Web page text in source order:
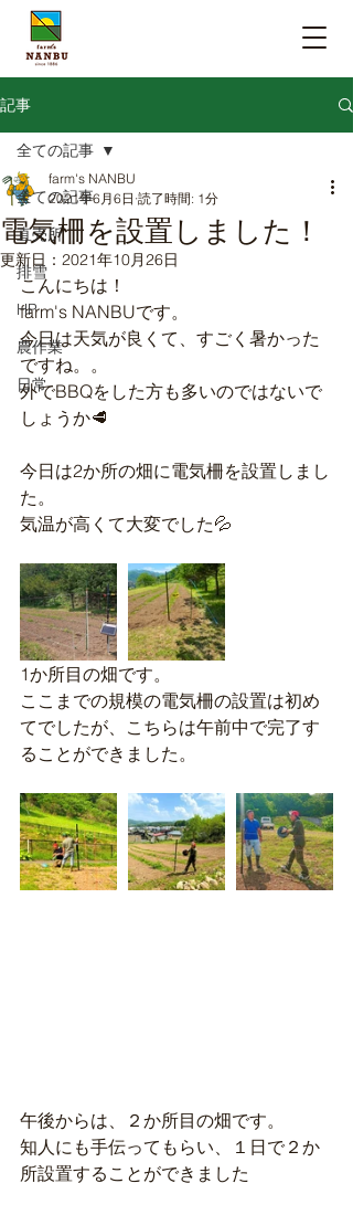
記事
全ての記事
直売所
排雪
HP
農作業
日常
全ての記事
電気柵を設置しました！
farm's NANBU
2021年6月6日 読了時間: 1分
更新日： 2021年10月26日
こんにちは！
farm's NANBUです。
今日は天気が良くて、すごく暑かった
ですね。。
外でBBQをした方も多いのではないで
しょうか🥩
今日は2か所の畑に電気柵を設置しまし
た。
気温が高くて大変でした💦
1か所目の畑です。
ここまでの規模の電気柵の設置は初め
てでしたが、こちらは午前中で完了す
ることができました。
午後からは、２か所目の畑です。
知人にも手伝ってもらい、１日で２か
所設置することができました